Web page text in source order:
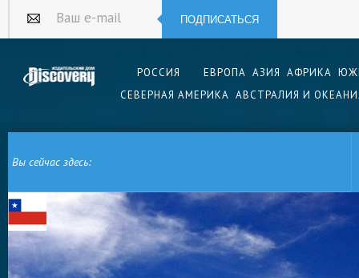
Ваш e-mail ПОДПИСАТЬСЯ
РОССИЯ ЕВРОПА АЗИЯ АФРИКА
СЕВЕРНАЯ АМЕРИКА АВСТРАЛИЯ И
Вы сейчас здесь:
ГЛАВНАЯ ЮЖНАЯ АМЕРИКА ЧИЛИ АНТОФАГАСТА ПУСТЫНЯ